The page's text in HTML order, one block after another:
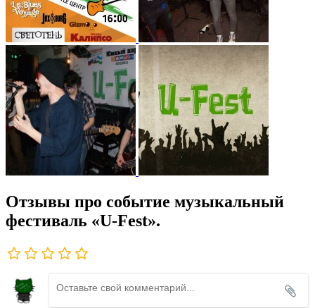
Отзывы про событие музыкальный
фестиваль «U-Fest».